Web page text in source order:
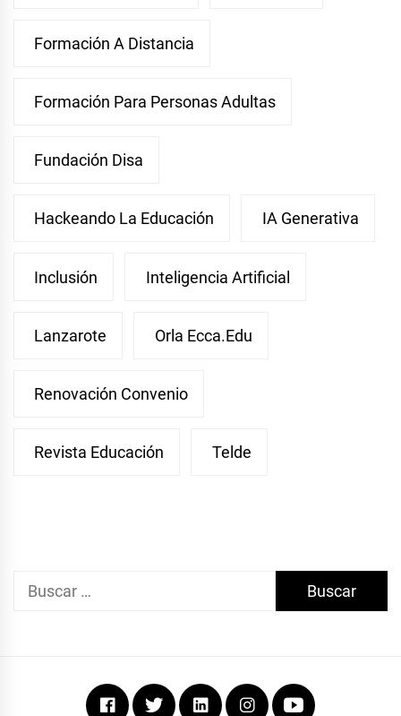
Formación A Distancia
Formación Para Personas Adultas
Fundación Disa
Hackeando La Educación IA Generativa
Inclusión Inteligencia Artificial
Lanzarote Orla Ecca.edu
Renovación Convenio
Revista Educación Telde
Buscar:
FacebookTwitterLinkedinInstagramYoutube